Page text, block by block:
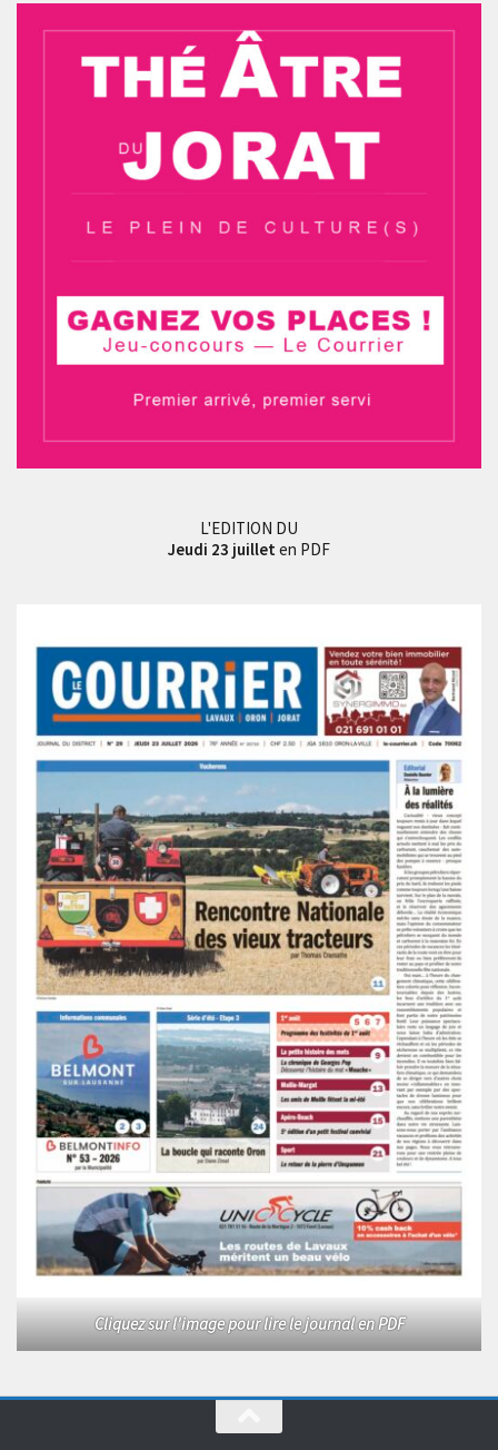
L'EDITION DU
Jeudi 23 juillet en PDF
Cliquez sur l'image pour lire le journal en PDF